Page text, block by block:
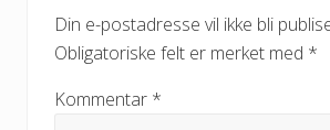
Din e-postadresse vil ikke bli
Obligatoriske felt er merket med *
Kommentar *